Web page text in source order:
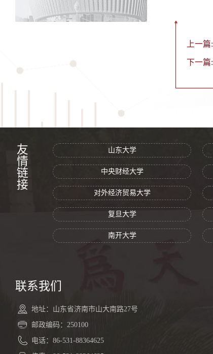
上一篇:
下一篇:
友情链接 山东大学
中央财经大学
对外经济贸易大学
复旦大学
南开大学
联系我们
地址：山东省济南市山大南路27号
邮政编码：250100
电话：86-531-88364625